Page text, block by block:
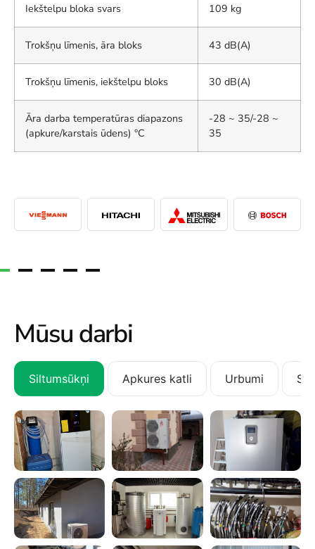
Iekštelpu bloka svars 109 kg
Trokšņu līmenis, āra bloks 43 dB(A)
Trokšņu līmenis, iekštelpu bloks 30 dB(A)
Āra darba temperatūras diapazons
(apkure/karstais ūdens) °C
-28 ~ 35/-28 ~
35
Mūsu darbi
Siltumsūkņi Apkures katli Urbumi